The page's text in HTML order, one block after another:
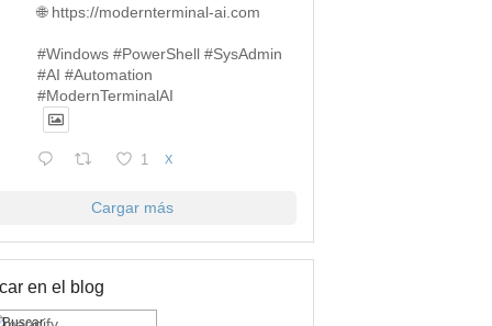
🌐 https://modernterminal-ai.com
#Windows #PowerShell #SysAdmin
#AI #Automation
#ModernTerminalAI
1 X
Cargar más
en el blog